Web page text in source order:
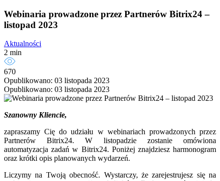
Webinaria prowadzone przez Partnerów Bitrix24 –
listopad 2023
Aktualności
2 min
670
Opublikowano: 03 listopada 2023
Opublikowano: 03 listopada 2023
Szanowny Kliencie,
zapraszamy Cię do udziału w webinariach prowadzonych przez
Partnerów Bitrix24. W listopadzie zostanie omówiona
automatyzacja zadań w Bitrix24. Poniżej znajdziesz harmonogram
oraz krótki opis planowanych wydarzeń.
Liczymy na Twoją obecność. Wystarczy, że zarejestrujesz się na